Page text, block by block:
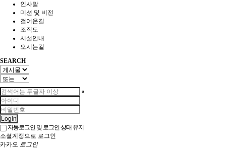
인사말
미션 및 비전
걸어온길
조직도
시설안내
오시는길
SEARCH
Login
자동로그인 및 로그인 상태 유지
소셜계정으로 로그인
카카오 로그인